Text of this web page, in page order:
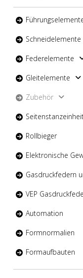
Schneidelemente
Federelemente
Gleitelemente
Zubehör
Rollbieger
Elektronische
Gasdruckfedern
VEP
Automation
Formnormalien
Formaufbauten